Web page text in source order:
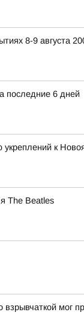
8-9 августа
последние 6 дней
к
The Beatles
мог